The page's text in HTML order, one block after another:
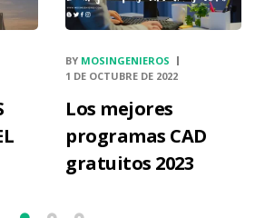
BY MOSINGENIEROS
1 DE OCTUBRE DE 2022
Los mejores
programas CAD
gratuitos 2023